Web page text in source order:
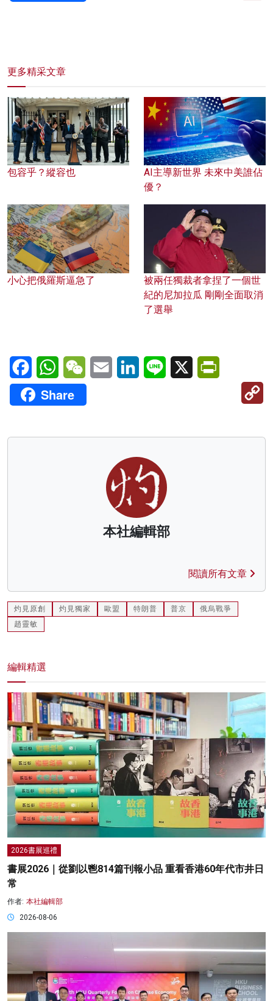
更多精采文章
包容乎？縱容也
AI主導新世界 未來中美誰佔
優？
小心把俄羅斯逼急了
被兩任獨裁者拿捏了一個世
紀的尼加拉瓜 剛剛全面取消
了選舉
FacebookWhatsAppWeChatEmail LinkedInLine X
Share
本社編輯部
閱讀所有文章
灼見原創 灼見獨家 歐盟 特朗普 普京
俄烏戰爭
趙靈敏
編輯精選
2026書展巡禮
書展2026｜從劉以鬯814篇刊報小品 重看香港60年代市井日
常
作者: 本社編輯部
2026-08-06